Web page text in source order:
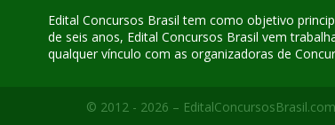
Edital Concursos Brasil tem como objetivo
de seis anos, Edital Concursos Brasil vem
qualquer vínculo com as organizadoras de
© 2012 - 2026 –